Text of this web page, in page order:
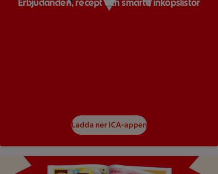
Erbjudanden, recept och smarta inköpslistor
Ladda ner ICA-appen
Bild på ett reklamblad